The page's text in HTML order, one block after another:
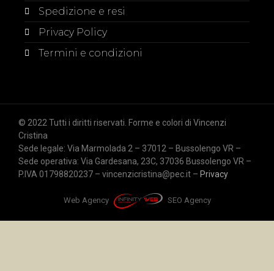
Spedizione e resi
Privacy Policy
Termini e condizioni
© 2022 Tutti i diritti riservati. Forme e colori di Vincenzi
Cristina
Sede legale: Via Marmolada 2 – 37012 – Bussolengo VR –
Sede operativa: Via Gardesana, 23C, 37036 Bussolengo VR –
P.IVA 01798820237 – vincenzicristina@pec.it – Privacy
Web Agency SEO Agency